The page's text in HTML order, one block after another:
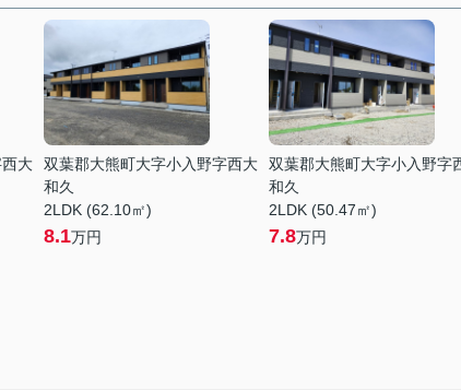
大
双葉郡大熊町大字小入野字西大
和久
2LDK (62.10㎡)
8.1万円
双葉郡大熊町大字小入野字
和久
2LDK (50.47㎡)
7.8万円